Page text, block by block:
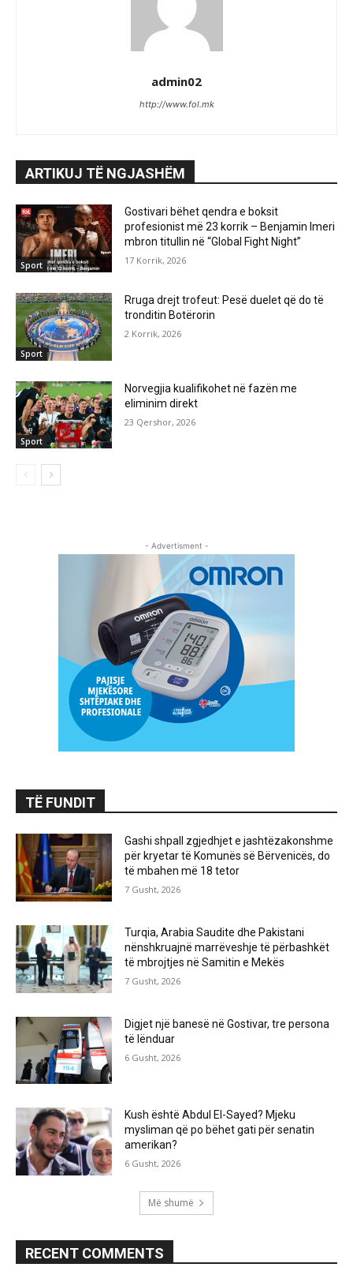
admin02
http://www.fol.mk
ARTIKUJ TË NGJASHËM
Sport
Gostivari bëhet qendra e boksit
profesionist më 23 korrik – Benjamin Imeri
mbron titullin në “Global Fight Night”
17 Korrik, 2026
Sport
Rruga drejt trofeut: Pesë duelet që do të
tronditin Botërorin
2 Korrik, 2026
Sport
Norvegjia kualifikohet në fazën me
eliminim direkt
23 Qershor, 2026
- Advertisment -
TË FUNDIT
Gashi shpall zgjedhjet e jashtëzakonshme
për kryetar të Komunës së Bërvenicës, do
të mbahen më 18 tetor
7 Gusht, 2026
Turqia, Arabia Saudite dhe Pakistani
nënshkruajnë marrëveshje të përbashkët
të mbrojtjes në Samitin e Mekës
7 Gusht, 2026
Digjet një banesë në Gostivar, tre persona
të lënduar
6 Gusht, 2026
Kush është Abdul El-Sayed? Mjeku
mysliman që po bëhet gati për senatin
amerikan?
6 Gusht, 2026
Më shumë
RECENT COMMENTS